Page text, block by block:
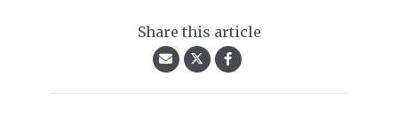
Share this article